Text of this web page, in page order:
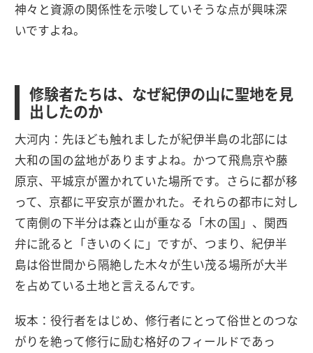
神々と資源の関係性を示唆していそうな点が興味深
いですよね。
修験者たちは、なぜ紀伊の山に聖地を見
出したのか
大河内：先ほども触れましたが紀伊半島の北部には
大和の国の盆地がありますよね。かつて飛鳥京や藤
原京、平城京が置かれていた場所です。さらに都が移
って、京都に平安京が置かれた。それらの都市に対し
て南側の下半分は森と山が重なる「木の国」、関西
弁に訛ると「きいのくに」ですが、つまり、紀伊半
島は俗世間から隔絶した木々が生い茂る場所が大半
を占めている土地と言えるんです。
坂本：役行者をはじめ、修行者にとって俗世とのつな
がりを絶って修行に励む格好のフィールドであっ